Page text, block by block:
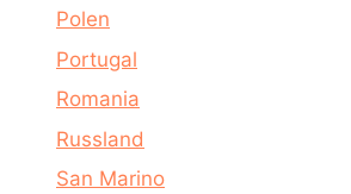
Polen
Portugal
Romania
Russland
San Marino